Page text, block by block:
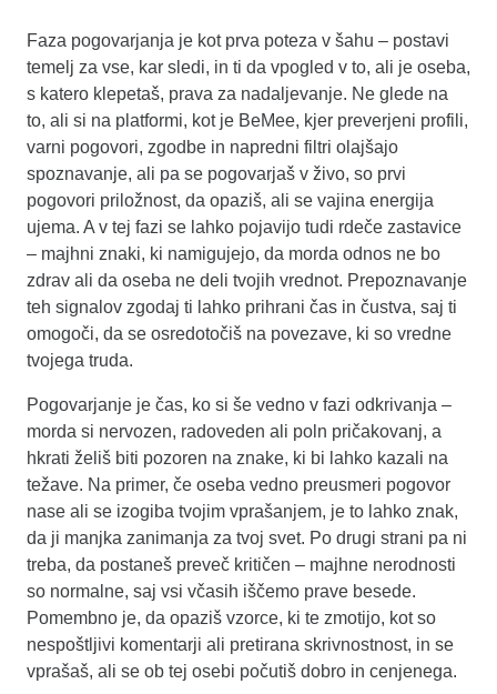
Faza pogovarjanja je kot prva poteza v šahu – postavi
temelj za vse, kar sledi, in ti da vpogled v to, ali je oseba,
s katero klepetaš, prava za nadaljevanje. Ne glede na
to, ali si na platformi, kot je BeMee, kjer preverjeni profili,
varni pogovori, zgodbe in napredni filtri olajšajo
spoznavanje, ali pa se pogovarjaš v živo, so prvi
pogovori priložnost, da opaziš, ali se vajina energija
ujema. A v tej fazi se lahko pojavijo tudi rdeče zastavice
– majhni znaki, ki namigujejo, da morda odnos ne bo
zdrav ali da oseba ne deli tvojih vrednot. Prepoznavanje
teh signalov zgodaj ti lahko prihrani čas in čustva, saj ti
omogoči, da se osredotočiš na povezave, ki so vredne
tvojega truda.
Pogovarjanje je čas, ko si še vedno v fazi odkrivanja –
morda si nervozen, radoveden ali poln pričakovanj, a
hkrati želiš biti pozoren na znake, ki bi lahko kazali na
težave. Na primer, če oseba vedno preusmeri pogovor
nase ali se izogiba tvojim vprašanjem, je to lahko znak,
da ji manjka zanimanja za tvoj svet. Po drugi strani pa ni
treba, da postaneš preveč kritičen – majhne nerodnosti
so normalne, saj vsi včasih iščemo prave besede.
Pomembno je, da opaziš vzorce, ki te zmotijo, kot so
nespoštljivi komentarji ali pretirana skrivnostnost, in se
vprašaš, ali se ob tej osebi počutiš dobro in cenjenega.